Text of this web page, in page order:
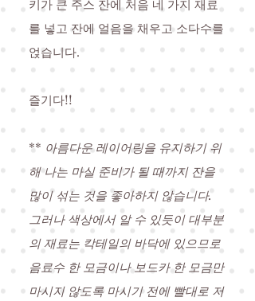
키가 큰 주스 잔에 처음 네 가지 재료
를 넣고 잔에 얼음을 채우고 소다수를
얹습니다.
즐기다!!
** 아름다운 레이어링을 유지하기 위
해 나는 마실 준비가 될 때까지 잔을
많이 섞는 것을 좋아하지 않습니다.
그러나 색상에서 알 수 있듯이 대부분
의 재료는 칵테일의 바닥에 있으므로
음료수 한 모금이나 보드카 한 모금만
마시지 않도록 마시기 전에 빨대로 저